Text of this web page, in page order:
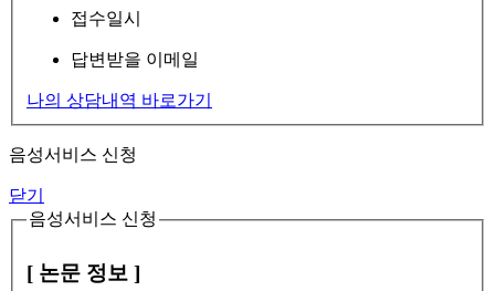
접수일시
답변받을 이메일
나의 상담내역 바로가기
음성서비스 신청
닫기
음성서비스 신청
[ 논문 정보 ]